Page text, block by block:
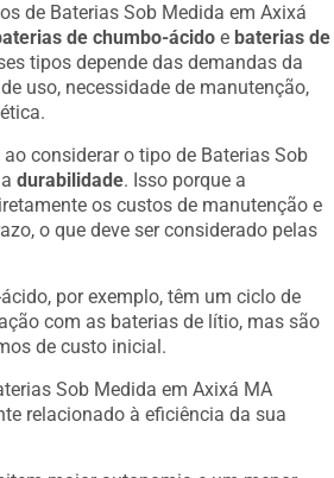
de Baterias Sob Medida em Axixá
de chumbo-ácido e baterias de
tipos depende das demandas da
uso, necessidade de manutenção,
considerar o tipo de Baterias Sob
adurabilidade. Isso porque a
os custos de manutenção e
o que deve ser considerado pelas
por exemplo, têm um ciclo de
com as baterias de lítio, mas são
de custo inicial.
Sob Medida em Axixá MA
relacionado à eficiência da sua